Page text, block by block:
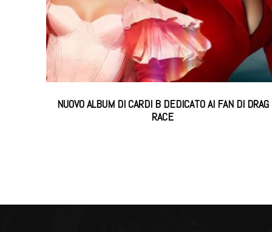
NUOVO ALBUM DI CARDI B DEDICATO AI FAN DI DRAG
RACE